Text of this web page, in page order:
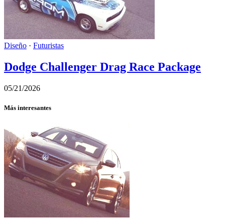
Diseño · Futuristas
Dodge Challenger Drag Race Package
05/21/2026
Más interesantes